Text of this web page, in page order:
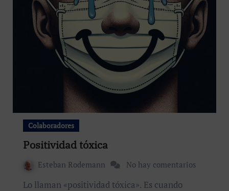
Colaboradores
Positividad tóxica
Esteban Rodemann No hay comentarios
Lo llaman «positividad tóxica». Es cuando